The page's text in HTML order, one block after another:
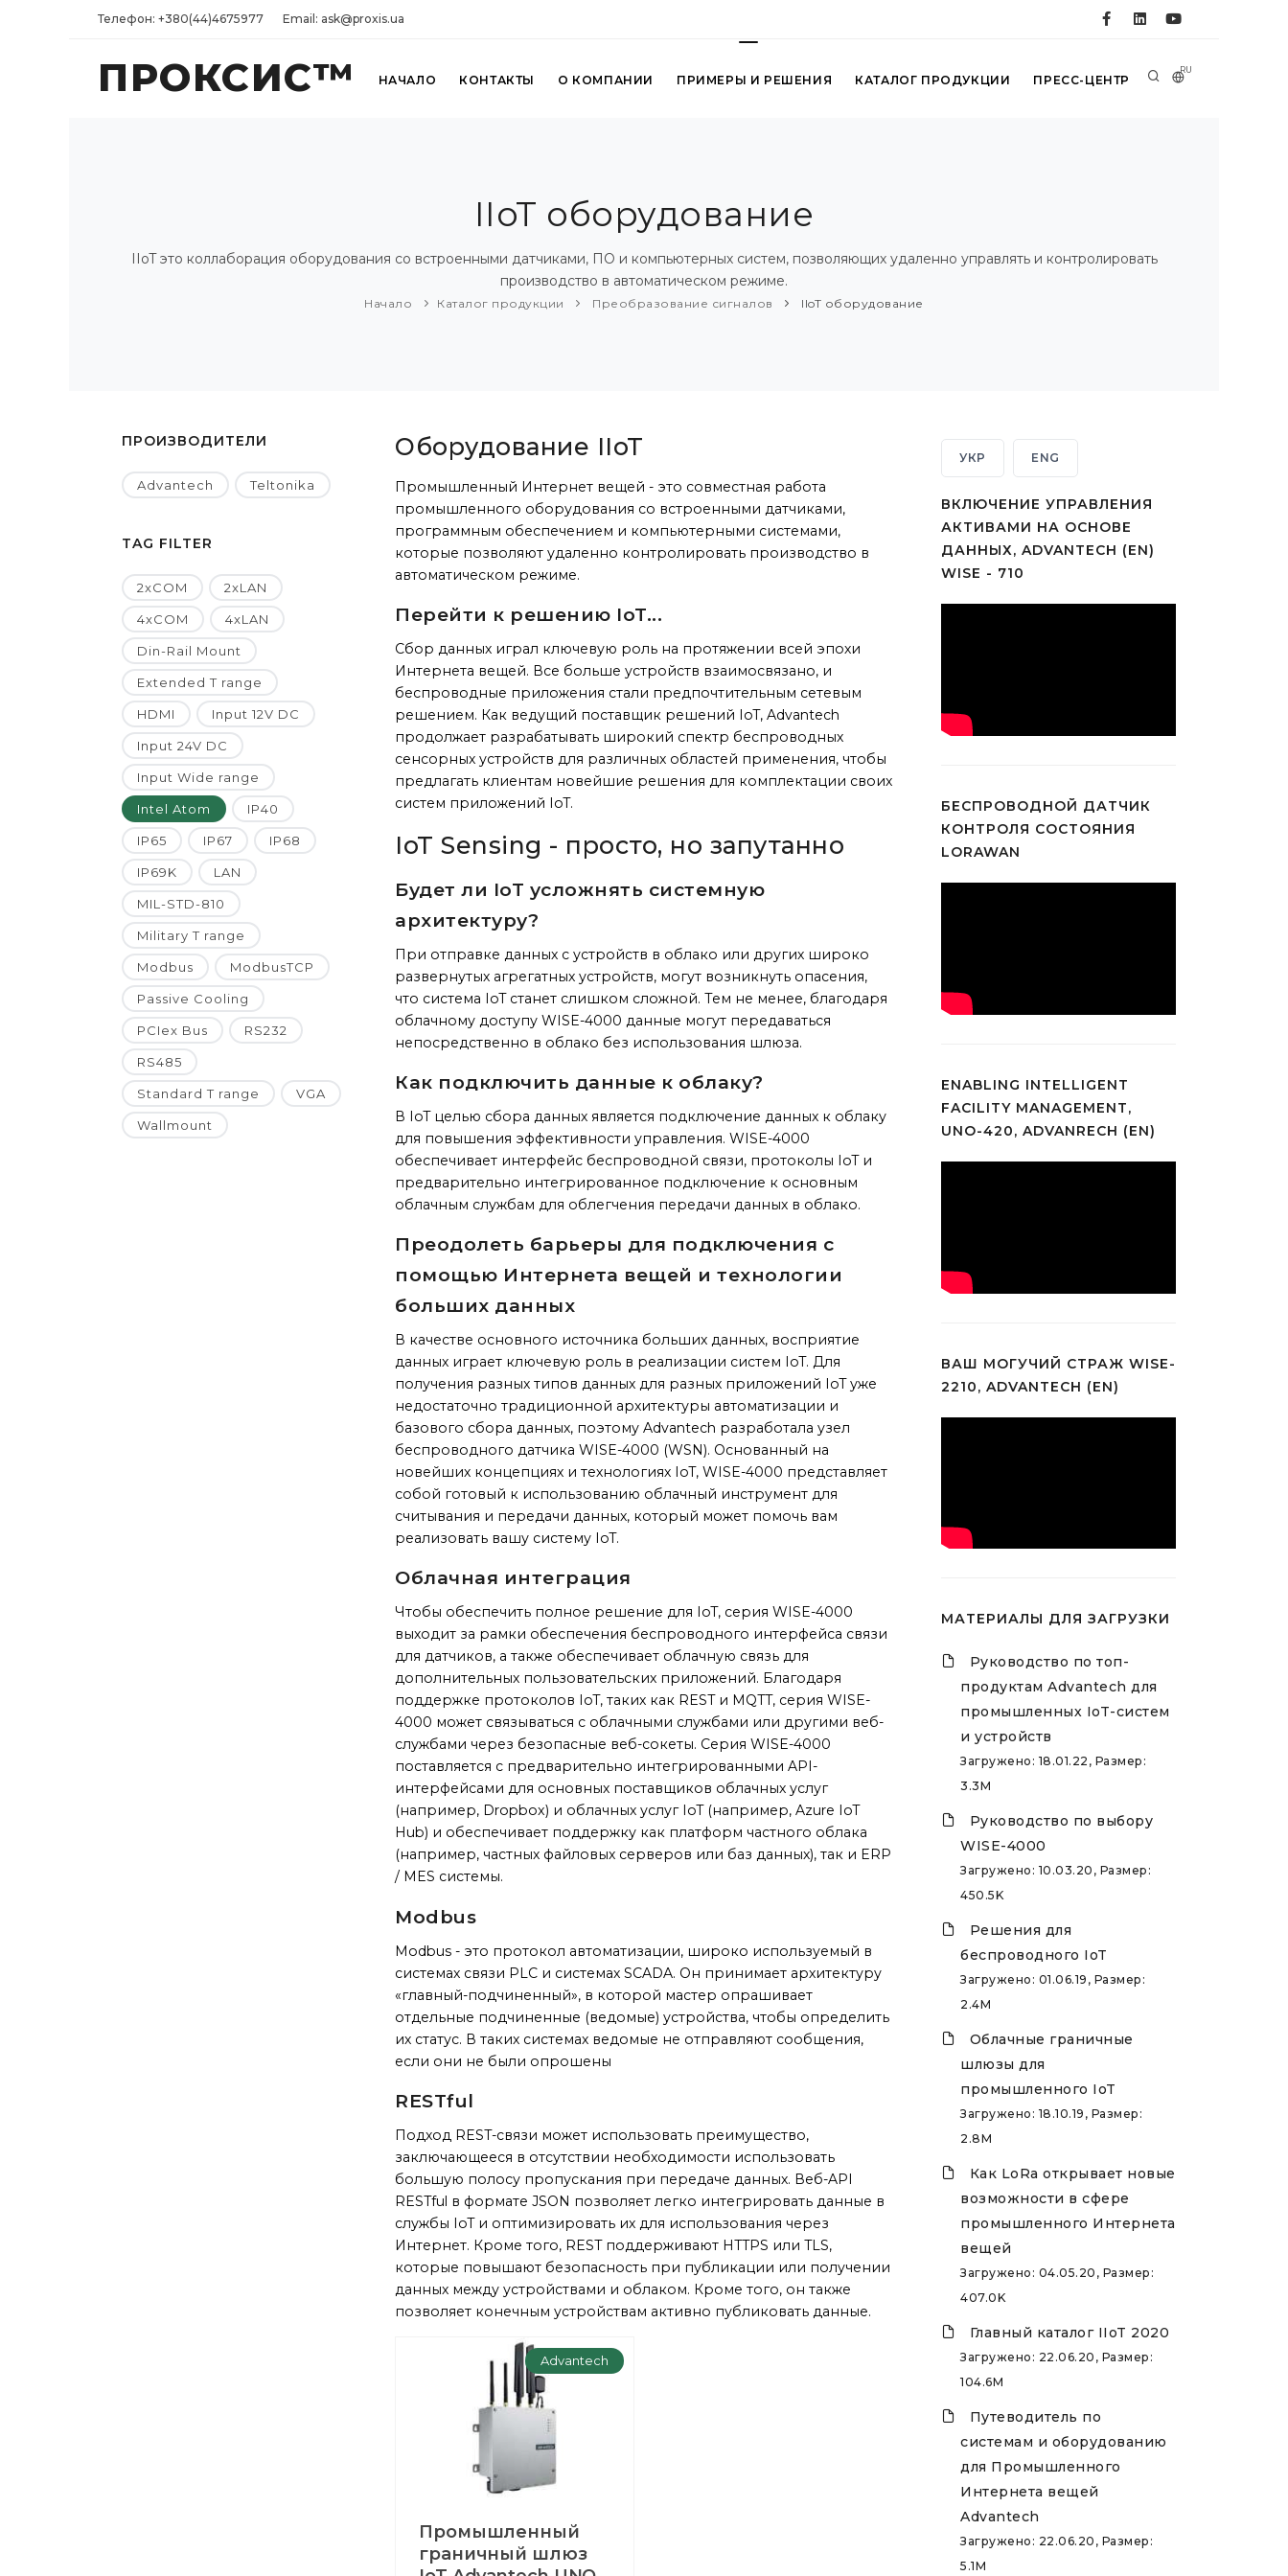
Телефон: +380(44)4675977 Email: ask@proxis.ua
ПРОКСИС™ RU
НАЧАЛО КОНТАКТЫ О КОМПАНИИ ПРИМЕРЫ И РЕШЕНИЯ КАТАЛОГ ПРОДУКЦИИ ПРЕСС-ЦЕНТР
IIoT оборудование
IIoT это коллаборация оборудования со встроенными датчиками, ПО и компьютерных систем, позволяющих удаленно управлять и контролировать
производство в автоматическом режиме.
Начало Каталог продукции Преобразование сигналов IIoT оборудование
ПРОИЗВОДИТЕЛИ
Advantech Teltonika
TAG FILTER
2xCOM 2xLAN
4xCOM 4xLAN
Din-Rail Mount
Extended T range
HDMI Input 12V DC
Input 24V DC
Input Wide range
Intel Atom IP40
IP65 IP67 IP68
IP69K LAN
MIL-STD-810
Military T range
Modbus ModbusTCP
Passive Cooling
PCIex Bus RS232
RS485
Standard T range VGA
Wallmount
Оборудование IIoT
Промышленный Интернет вещей - это совместная работа
промышленного оборудования со встроенными датчиками,
программным обеспечением и компьютерными системами,
которые позволяют удаленно контролировать производство в
автоматическом режиме.
Перейти к решению IoT...
Сбор данных играл ключевую роль на протяжении всей эпохи
Интернета вещей. Все больше устройств взаимосвязано, и
беспроводные приложения стали предпочтительным сетевым
решением. Как ведущий поставщик решений IoT, Advantech
продолжает разрабатывать широкий спектр беспроводных
сенсорных устройств для различных областей применения, чтобы
предлагать клиентам новейшие решения для комплектации своих
систем приложений IoT.
IoT Sensing - просто, но запутанно
Будет ли IoT усложнять системную
архитектуру?
При отправке данных с устройств в облако или других широко
развернутых агрегатных устройств, могут возникнуть опасения,
что система IoT станет слишком сложной. Тем не менее, благодаря
облачному доступу WISE-4000 данные могут передаваться
непосредственно в облако без использования шлюза.
Как подключить данные к облаку?
В IoT целью сбора данных является подключение данных к облаку
для повышения эффективности управления. WISE-4000
обеспечивает интерфейс беспроводной связи, протоколы IoT и
предварительно интегрированное подключение к основным
облачным службам для облегчения передачи данных в облако.
Преодолеть барьеры для подключения с
помощью Интернета вещей и технологии
больших данных
В качестве основного источника больших данных, восприятие
данных играет ключевую роль в реализации систем IoT. Для
получения разных типов данных для разных приложений IoT уже
недостаточно традиционной архитектуры автоматизации и
базового сбора данных, поэтому Advantech разработала узел
беспроводного датчика WISE-4000 (WSN). Основанный на
новейших концепциях и технологиях IoT, WISE-4000 представляет
собой готовый к использованию облачный инструмент для
считывания и передачи данных, который может помочь вам
реализовать вашу систему IoT.
Облачная интеграция
Чтобы обеспечить полное решение для IoT, серия WISE-4000
выходит за рамки обеспечения беспроводного интерфейса связи
для датчиков, а также обеспечивает облачную связь для
дополнительных пользовательских приложений. Благодаря
поддержке протоколов IoT, таких как REST и MQTT, серия WISE-
4000 может связываться с облачными службами или другими веб-
службами через безопасные веб-сокеты. Серия WISE-4000
поставляется с предварительно интегрированными API-
интерфейсами для основных поставщиков облачных услуг
(например, Dropbox) и облачных услуг IoT (например, Azure IoT
Hub) и обеспечивает поддержку как платформ частного облака
(например, частных файловых серверов или баз данных), так и ERP
/ MES системы.
Modbus
Modbus - это протокол автоматизации, широко используемый в
системах связи PLC и системах SCADA. Он принимает архитектуру
«главный-подчиненный», в которой мастер опрашивает
отдельные подчиненные (ведомые) устройства, чтобы определить
их статус. В таких системах ведомые не отправляют сообщения,
если они не были опрошены
RESTful
Подход REST-связи может использовать преимущество,
заключающееся в отсутствии необходимости использовать
большую полосу пропускания при передаче данных. Веб-API
RESTful в формате JSON позволяет легко интегрировать данные в
службы IoT и оптимизировать их для использования через
Интернет. Кроме того, REST поддерживают HTTPS или TLS,
которые повышают безопасность при публикации или получении
данных между устройствами и облаком. Кроме того, он также
позволяет конечным устройствам активно публиковать данные.
Advantech
Промышленный
граничный шлюз
УКР ENG
ВКЛЮЧЕНИЕ УПРАВЛЕНИЯ
АКТИВАМИ НА ОСНОВЕ
ДАННЫХ, ADVANTECH (EN)
WISE - 710
БЕСПРОВОДНОЙ ДАТЧИК
КОНТРОЛЯ СОСТОЯНИЯ
LORAWAN
ENABLING INTELLIGENT
FACILITY MANAGEMENT,
UNO-420, ADVANRECH (EN)
ВАШ МОГУЧИЙ СТРАЖ WISE-
2210, ADVANTECH (EN)
МАТЕРИАЛЫ ДЛЯ ЗАГРУЗКИ
Руководство по топ-
продуктам Advantech для
промышленных IoT-систем
и устройств
Загружено: 18.01.22, Размер:
3.3M
Руководство по выбору
WISE-4000
Загружено: 10.03.20, Размер:
450.5K
Решения для
беспроводного IoT
Загружено: 01.06.19, Размер:
2.4M
Облачные граничные
шлюзы для
промышленного IoT
Загружено: 18.10.19, Размер:
2.8M
Как LoRa открывает новые
возможности в сфере
промышленного Интернета
вещей
Загружено: 04.05.20, Размер:
407.0K
Главный каталог IIoT 2020
Загружено: 22.06.20, Размер:
104.6M
Путеводитель по
системам и оборудованию
для Промышленного
Интернета вещей
Advantech
Загружено: 22.06.20, Размер:
5.1M